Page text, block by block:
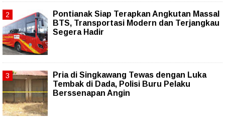
Pontianak Siap Terapkan Angkutan Massal
BTS, Transportasi Modern dan Terjangkau
Segera Hadir
Pria di Singkawang Tewas dengan Luka
Tembak di Dada, Polisi Buru Pelaku
Berssenapan Angin